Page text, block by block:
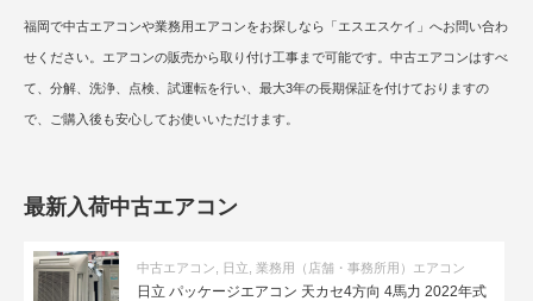
福岡で中古エアコンや業務用エアコンをお探しなら「エスエスケイ」へお問い合わ
せください。エアコンの販売から取り付け工事まで可能です。中古エアコンはすべ
て、分解、洗浄、点検、試運転を行い、最大3年の長期保証を付けておりますの
で、ご購入後も安心してお使いいただけます。
最新入荷中古エアコン
中古エアコン 日立 業務用（店舗・事務所用）エアコン
日立 パッケージエアコン 天カセ4方向 4馬力 2022年式